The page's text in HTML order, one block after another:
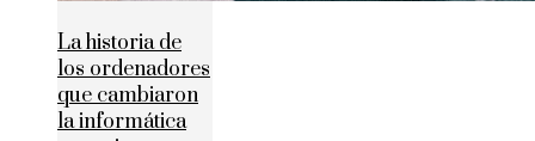
La historia de
los ordenadores
que cambiaron
la informática